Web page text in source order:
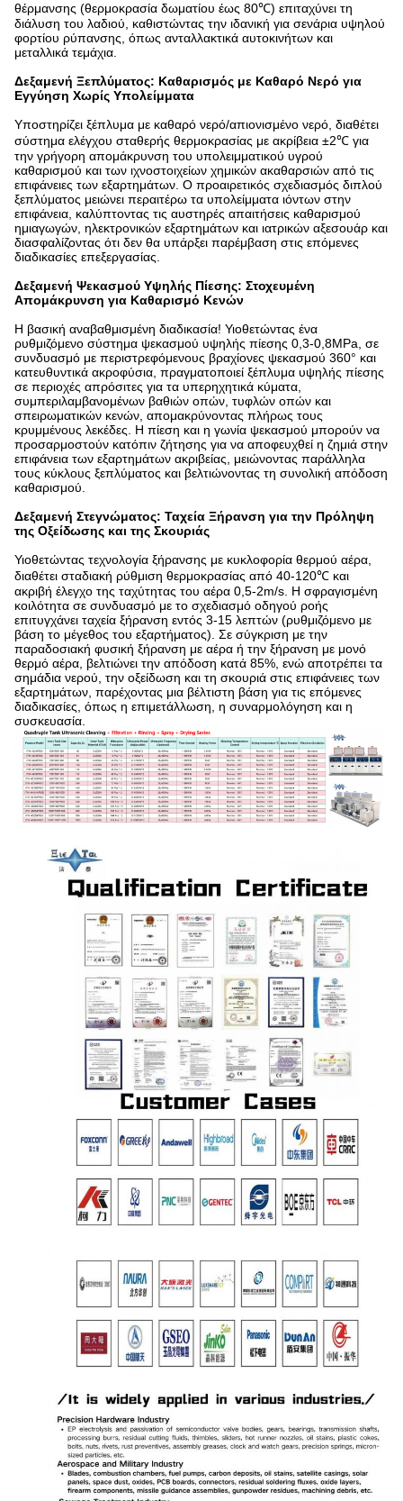
θέρμανσης (θερμοκρασία δωματίου έως 80℃) επιταχύνει τη
διάλυση του λαδιού, καθιστώντας την ιδανική για σενάρια υψηλού
φορτίου ρύπανσης, όπως ανταλλακτικά αυτοκινήτων και
μεταλλικά τεμάχια.
Δεξαμενή Ξεπλύματος: Καθαρισμός με Καθαρό Νερό για
Εγγύηση Χωρίς Υπολείμματα
Υποστηρίζει ξέπλυμα με καθαρό νερό/απιονισμένο νερό, διαθέτει
σύστημα ελέγχου σταθερής θερμοκρασίας με ακρίβεια ±2℃ για
την γρήγορη απομάκρυνση του υπολειμματικού υγρού
καθαρισμού και των ιχνοστοιχείων χημικών ακαθαρσιών από τις
επιφάνειες των εξαρτημάτων. Ο προαιρετικός σχεδιασμός διπλού
ξεπλύματος μειώνει περαιτέρω τα υπολείμματα ιόντων στην
επιφάνεια, καλύπτοντας τις αυστηρές απαιτήσεις καθαρισμού
ημιαγωγών, ηλεκτρονικών εξαρτημάτων και ιατρικών αξεσουάρ και
διασφαλίζοντας ότι δεν θα υπάρξει παρέμβαση στις επόμενες
διαδικασίες επεξεργασίας.
Δεξαμενή Ψεκασμού Υψηλής Πίεσης: Στοχευμένη
Απομάκρυνση για Καθαρισμό Κενών
Η βασική αναβαθμισμένη διαδικασία! Υιοθετώντας ένα
ρυθμιζόμενο σύστημα ψεκασμού υψηλής πίεσης 0,3-0,8MPa, σε
συνδυασμό με περιστρεφόμενους βραχίονες ψεκασμού 360° και
κατευθυντικά ακροφύσια, πραγματοποιεί ξέπλυμα υψηλής πίεσης
σε περιοχές απρόσιτες για τα υπερηχητικά κύματα,
συμπεριλαμβανομένων βαθιών οπών, τυφλών οπών και
σπειρωματικών κενών, απομακρύνοντας πλήρως τους
κρυμμένους λεκέδες. Η πίεση και η γωνία ψεκασμού μπορούν να
προσαρμοστούν κατόπιν ζήτησης για να αποφευχθεί η ζημιά στην
επιφάνεια των εξαρτημάτων ακριβείας, μειώνοντας παράλληλα
τους κύκλους ξεπλύματος και βελτιώνοντας τη συνολική απόδοση
καθαρισμού.
Δεξαμενή Στεγνώματος: Ταχεία Ξήρανση για την Πρόληψη
της Οξείδωσης και της Σκουριάς
Υιοθετώντας τεχνολογία ξήρανσης με κυκλοφορία θερμού αέρα,
διαθέτει σταδιακή ρύθμιση θερμοκρασίας από 40-120℃ και
ακριβή έλεγχο της ταχύτητας του αέρα 0,5-2m/s. Η σφραγισμένη
κοιλότητα σε συνδυασμό με το σχεδιασμό οδηγού ροής
επιτυγχάνει ταχεία ξήρανση εντός 3-15 λεπτών (ρυθμιζόμενο με
βάση το μέγεθος του εξαρτήματος). Σε σύγκριση με την
παραδοσιακή φυσική ξήρανση με αέρα ή την ξήρανση με μονό
θερμό αέρα, βελτιώνει την απόδοση κατά 85%, ενώ αποτρέπει τα
σημάδια νερού, την οξείδωση και τη σκουριά στις επιφάνειες των
εξαρτημάτων, παρέχοντας μια βέλτιστη βάση για τις επόμενες
διαδικασίες, όπως η επιμετάλλωση, η συναρμολόγηση και η
συσκευασία.